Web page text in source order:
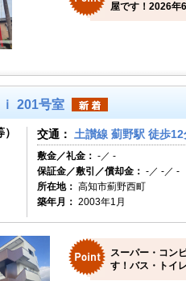
屋です！2026年
201号室
交通： 土讃線 薊野駅 徒歩12
敷金／礼金： -／ -
保証金／敷引／償却金： -／ -／ -
所在地： 高知市薊野西町
築年月： 2003年1月
スーパー・コン
す！バス・トイ